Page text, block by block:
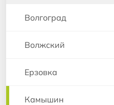
Волгоград
Волжский
Ерзовка
Камышин